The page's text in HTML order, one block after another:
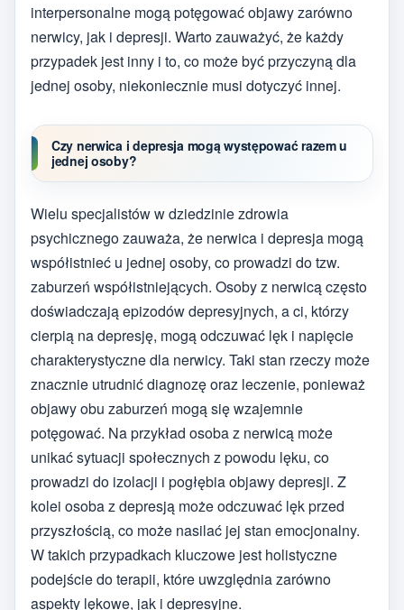
interpersonalne mogą potęgować objawy zarówno
nerwicy, jak i depresji. Warto zauważyć, że każdy
przypadek jest inny i to, co może być przyczyną dla
jednej osoby, niekoniecznie musi dotyczyć innej.
Czy nerwica i depresja mogą występować razem u
jednej osoby?
Wielu specjalistów w dziedzinie zdrowia
psychicznego zauważa, że nerwica i depresja mogą
współistnieć u jednej osoby, co prowadzi do tzw.
zaburzeń współistniejących. Osoby z nerwicą często
doświadczają epizodów depresyjnych, a ci, którzy
cierpią na depresję, mogą odczuwać lęk i napięcie
charakterystyczne dla nerwicy. Taki stan rzeczy może
znacznie utrudnić diagnozę oraz leczenie, ponieważ
objawy obu zaburzeń mogą się wzajemnie
potęgować. Na przykład osoba z nerwicą może
unikać sytuacji społecznych z powodu lęku, co
prowadzi do izolacji i pogłębia objawy depresji. Z
kolei osoba z depresją może odczuwać lęk przed
przyszłością, co może nasilać jej stan emocjonalny.
W takich przypadkach kluczowe jest holistyczne
podejście do terapii, które uwzględnia zarówno
aspekty lękowe, jak i depresyjne.